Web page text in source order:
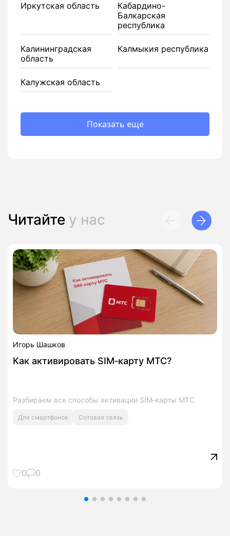
Иркутская область
Кабардино-
Балкарская
республика
Калининградская
область
Калмыкия республика
Калужская область
Показать еще
Читайте у нас
Игорь Шашков
Как активировать SIM‑карту МТС?
Разбираем все способы активации SIM‑карты МТС
Для смартфонов Сотовая связь
0 0